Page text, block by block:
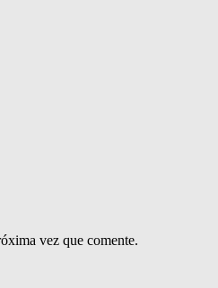
vez que comente.